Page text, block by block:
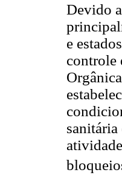
Devido
e
controle
sanitária